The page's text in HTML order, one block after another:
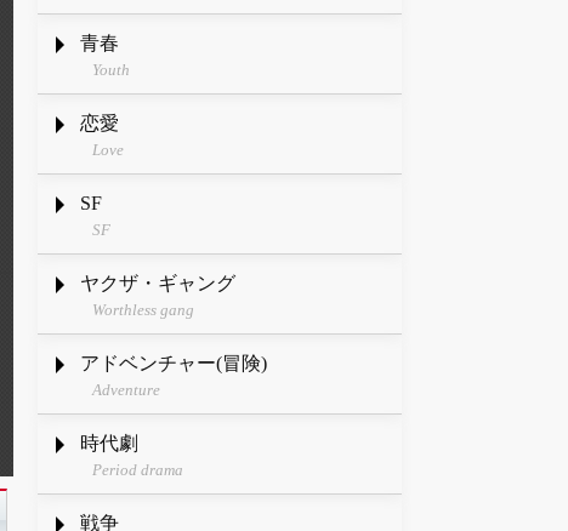
青春
Youth
恋愛
Love
SF
SF
ヤクザ・ギャング
Worthless gang
アドベンチャー(冒険)
Adventure
時代劇
Period drama
戦争